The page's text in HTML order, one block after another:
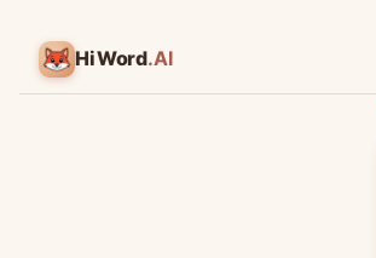
HiWord.AI